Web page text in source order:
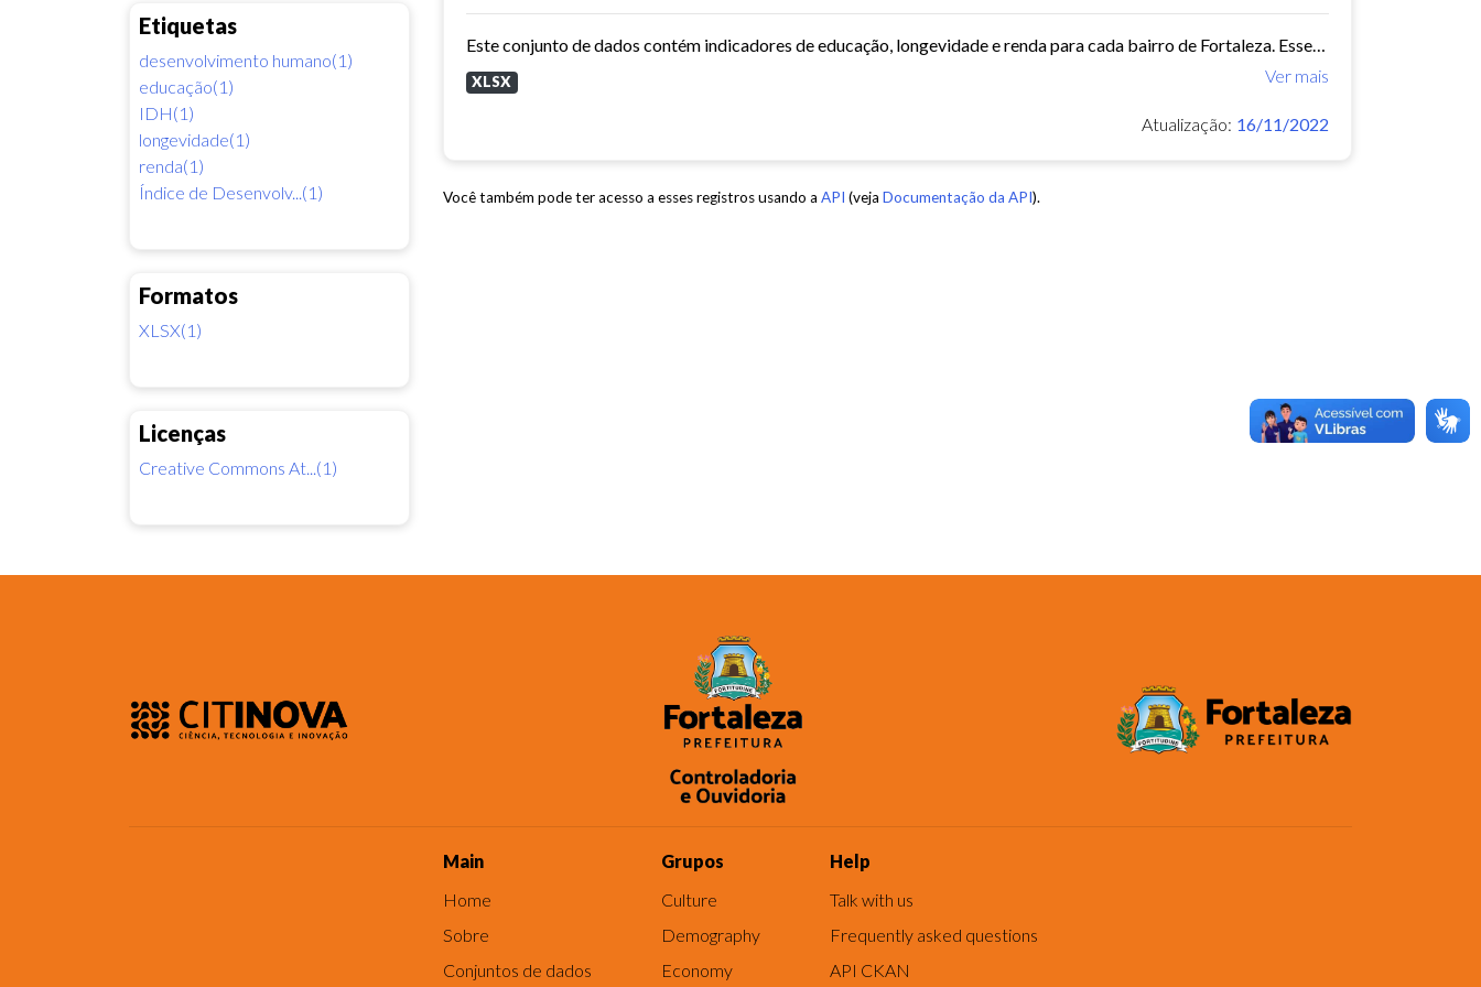
Etiquetas
desenvolvimento humano(1)
educação(1)
IDH(1)
longevidade(1)
renda(1)
Índice de Desenvolv...(1)
Formatos
XLSX(1)
Licenças
Creative Commons At...(1)
Este conjunto de dados contém indicadores de educação, longevidade e renda para cada bairro de Fortaleza. Esses três indicadores juntos formam o Indice de Desenvolvimento Humano...
Ver mais
XLSX
Atualização: 16/11/2022
Você também pode ter acesso a esses registros usando a API (veja Documentação da API).
Main
Home
Sobre
Conjuntos de dados
Grupos
Culture
Demography
Economy
Help
Talk with us
Frequently asked questions
API CKAN